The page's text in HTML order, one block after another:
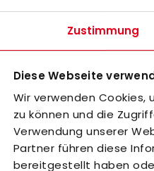
Zustimmung
Diese Webseite
Wir verwenden Cookies,
zu können und die
Verwendung unserer
Partner führen diese
bereitgestellt haben